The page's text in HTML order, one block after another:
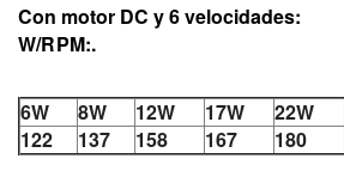
Con motor DC y 6 velocidades:
W/RPM:.
6W 8W 12W 17W 22W
122
137 158 167 180